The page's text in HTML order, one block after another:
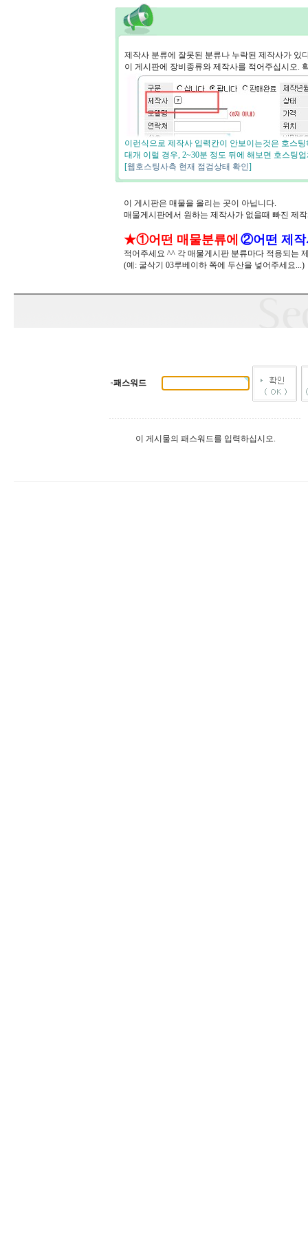
제작사 분류에 잘못된 분류나 누락된 제작사가 있
이 게시판에 장비종류와 제작사를 적어주십시오.
이런식으로 제작사 입력칸이 안보이는것은 호스
대개 이럴 경우, 2~30분 정도 뒤에 해보면 호스팅
[웹호스팅사측 현재 점검상태 확인]
이 게시판은 매물을 올리는 곳이 아닙니다.
매물게시판에서 원하는 제작사가 없을때 빠진 제
★①어떤 매물분류에 ②어떤 제작
적어주세요 ^^ 각 매물게시판 분류마다 적용되는
(예: 굴삭기 03루베이하 쪽에 두산을 넣어주세요...)
패스워드
이 게시물의 패스워드를 입력하십시오.